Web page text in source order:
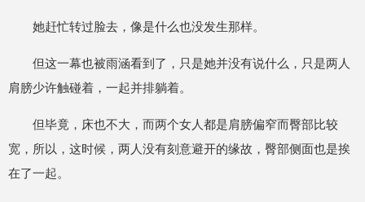
她赶忙转过脸去，像是什么也没发生那样。
但这一幕也被雨涵看到了，只是她并没有说什么，只是两人
肩膀少许触碰着，一起并排躺着。
但毕竟，床也不大，而两个女人都是肩膀偏窄而臀部比较
宽，所以，这时候，两人没有刻意避开的缘故，臀部侧面也是挨
在了一起。